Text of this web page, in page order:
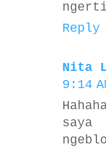
ngerti
Reply
Nita
9:14
saya